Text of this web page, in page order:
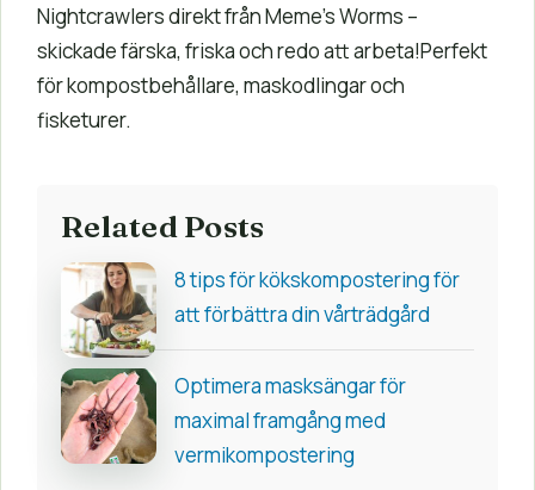
Nightcrawlers direkt från Meme’s Worms –
skickade färska, friska och redo att arbeta!Perfekt
för kompostbehållare, maskodlingar och
fisketurer.
Related Posts
8 tips för kökskompostering för
att förbättra din vårträdgård
Optimera masksängar för
maximal framgång med
vermikompostering